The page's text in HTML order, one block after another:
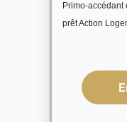
Primo-accédant
prêt Action